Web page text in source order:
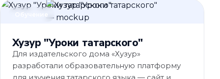
Хузур "Уроки татарского"
Для издательского дома «Хузур»
разработали образовательную платформу